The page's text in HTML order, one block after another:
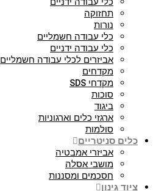
תחזוקה
נורות
כלי עבודה חשמליים
כלי עבודה ידניים
אביזרים לכלי עבודה חשמליים
מקדחים
מקדחי SDS
סוכות
ביגוד
ארגזי כלים וארגוניות
סולמות
כלים סניטריים
אביזרי אמבטיה
מושבי אסלה
חסכמים ומסננות
ציוד גינון